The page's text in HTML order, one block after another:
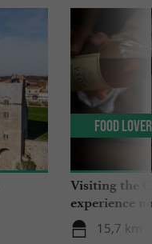
Visiting the
experience
15,7 km
Food